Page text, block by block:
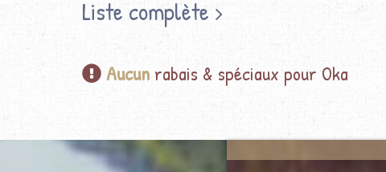
Liste complète
Aucun rabais & spéciaux pour Oka